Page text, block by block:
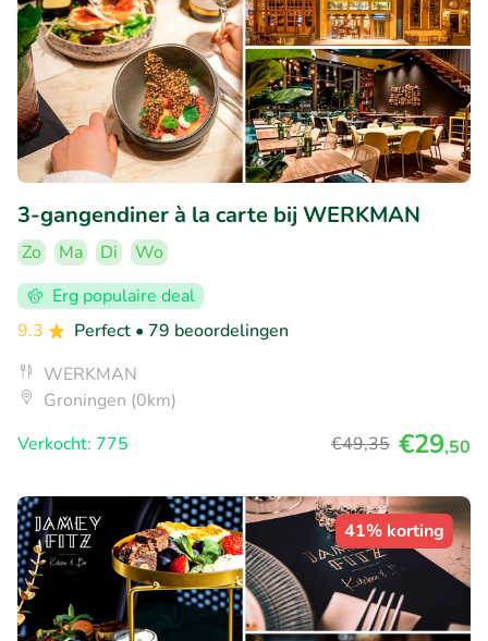
3-gangendiner à la carte bij WERKMAN
Zo Ma Di
Wo
Erg populaire deal
9.3
Perfect • 79 beoordelingen
WERKMAN
Groningen (0km)
Verkocht: 775
€49,35 €29,50
41% korting